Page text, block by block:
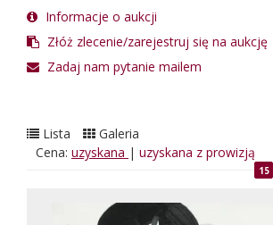
Informacje o aukcji
Złóż zlecenie/zarejestruj się na aukcję
Zadaj nam pytanie mailem
Lista
Galeria
Cena: uzyskana | uzyskana z prowizją
15